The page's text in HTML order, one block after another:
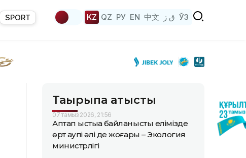
SPORT KZ QZ РУ EN 中文 ق ز ЎЗ
Тақырыпқа қатысты
07 тамыз 2026, 21:56
Аптап ыстыққа байланысты елімізде
өрт қаупі әлі де жоғары – Экология
министрлігі